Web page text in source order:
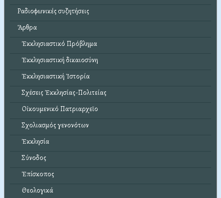
Ραδιοφωνικές συζητήσεις
Ἄρθρα
Ἐκκλησιαστικό Πρόβλημα
Ἐκκλησιαστική δικαιοσύνη
Ἐκκλησιαστική Ἱστορία
Σχέσεις Ἐκκλησίας-Πολιτείας
Οἰκουμενικό Πατριαρχεῖο
Σχολιασμός γενονότων
Ἐκκλησία
Σύνοδος
Ἐπίσκοπος
Θεολογικά